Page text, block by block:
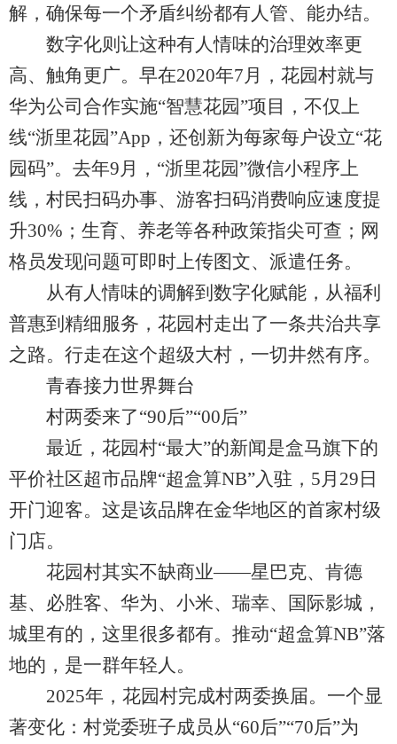
解，确保每一个矛盾纠纷都有人管、能办结。
数字化则让这种有人情味的治理效率更
高、触角更广。早在2020年7月，花园村就与
华为公司合作实施“智慧花园”项目，不仅上
线“浙里花园”App，还创新为每家每户设立“花
园码”。去年9月，“浙里花园”微信小程序上
线，村民扫码办事、游客扫码消费响应速度提
升30%；生育、养老等各种政策指尖可查；网
格员发现问题可即时上传图文、派遣任务。
从有人情味的调解到数字化赋能，从福利
普惠到精细服务，花园村走出了一条共治共享
之路。行走在这个超级大村，一切井然有序。
青春接力世界舞台
村两委来了“90后”“00后”
最近，花园村“最大”的新闻是盒马旗下的
平价社区超市品牌“超盒算NB”入驻，5月29日
开门迎客。这是该品牌在金华地区的首家村级
门店。
花园村其实不缺商业——星巴克、肯德
基、必胜客、华为、小米、瑞幸、国际影城，
城里有的，这里很多都有。推动“超盒算NB”落
地的，是一群年轻人。
2025年，花园村完成村两委换届。一个显
著变化：村党委班子成员从“60后”“70后”为